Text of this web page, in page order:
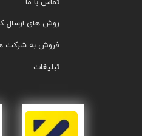
تماس با ما
روش های ارسال
فروش به شرکت
تبلیغات